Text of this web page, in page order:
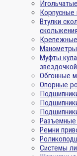
Втулки
Манометры
Муфты
Обгонные
Опорные
Ремни
Системы